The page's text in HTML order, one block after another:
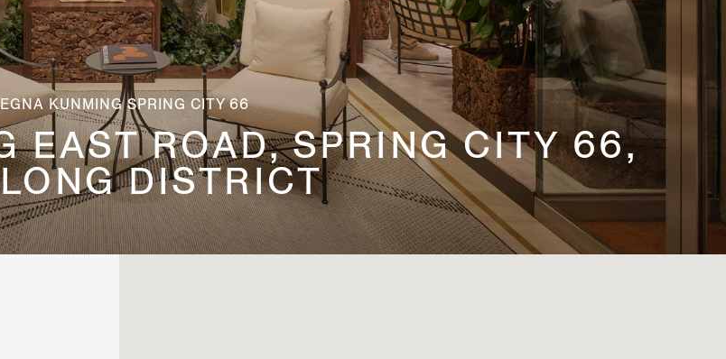
Switzerland DE
Turkey
United Kingdom
KUNMING SPRING CITY 66
EAST ROAD, SPRING CITY 66,
DISTRICT